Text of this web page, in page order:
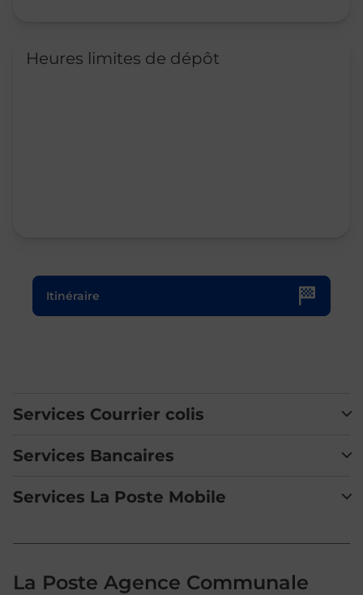
Heures limites de dépôt
Itinéraire
Le lien s'ouvre dans un nouvel onglet
Services Courrier colis
Services Bancaires
Services La Poste Mobile
La Poste Agence Communale